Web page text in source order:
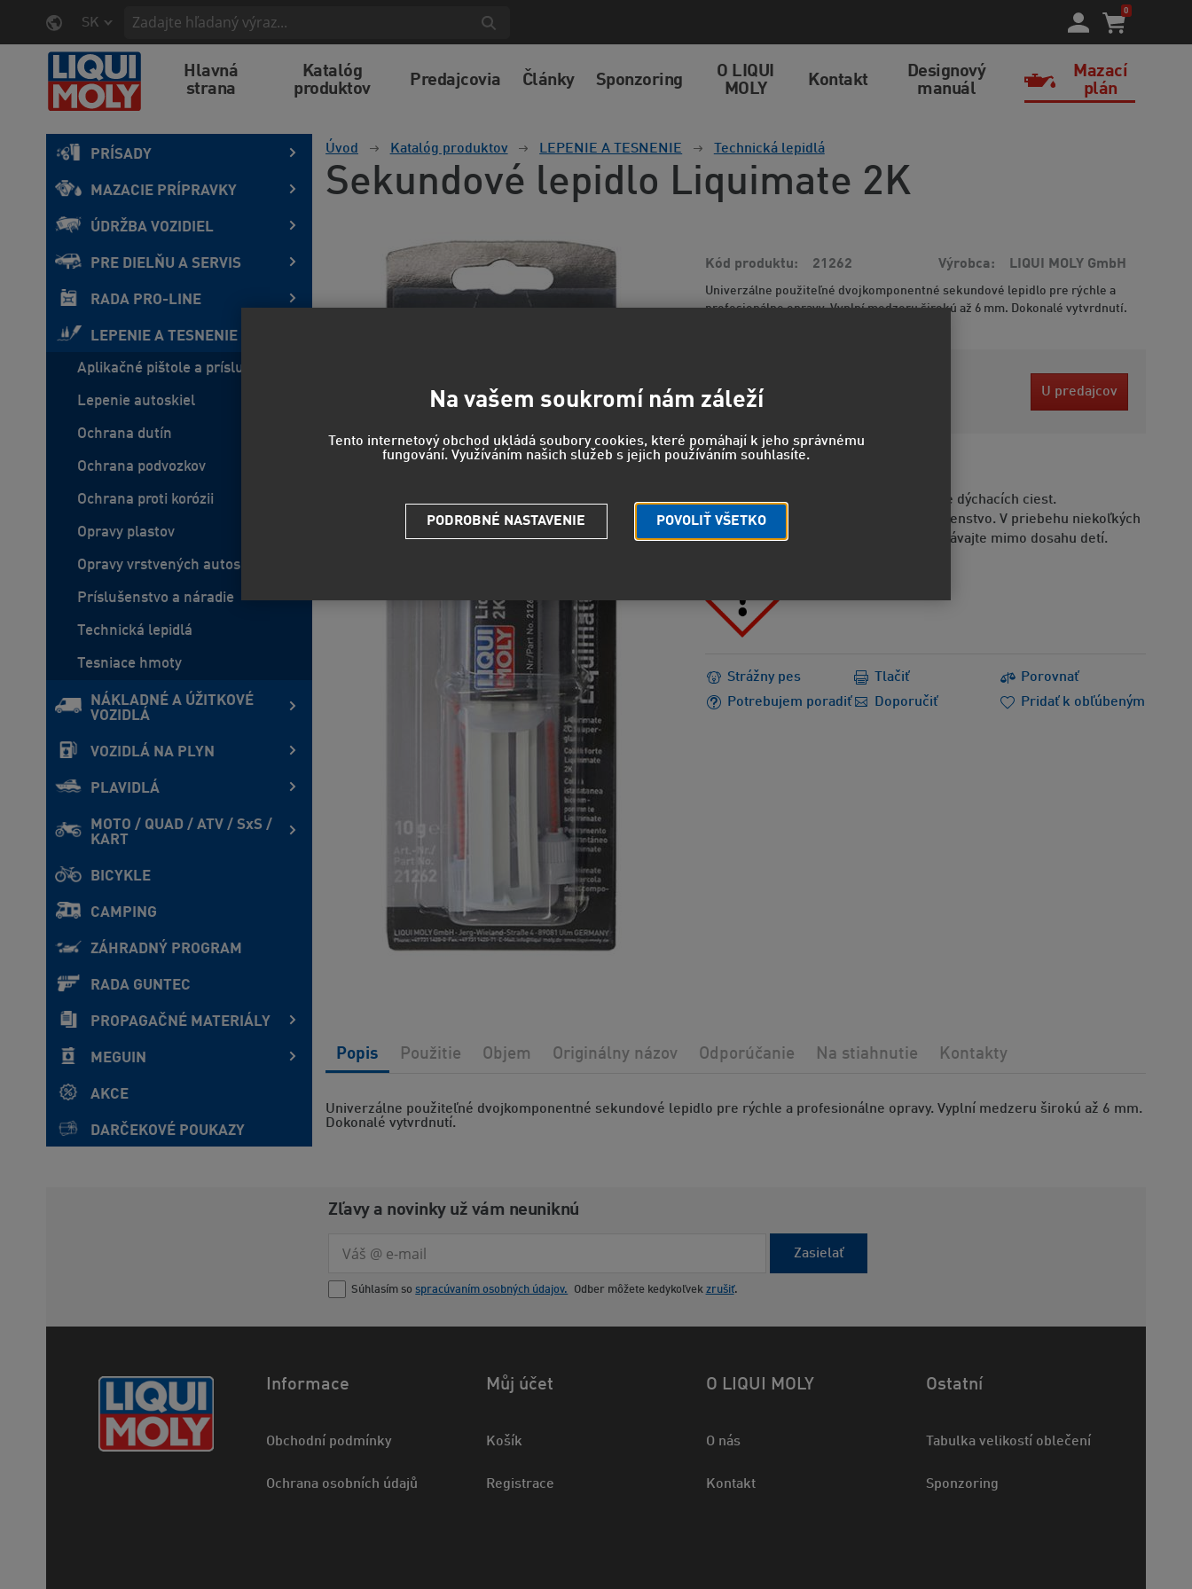
SK
0
Hlavná
strana
Katalóg
produktov
Predajcovia Články Sponzoring
O LIQUI
MOLY
Kontakt
Designový
manuál
Mazací
plán
PRÍSADY
MAZACIE PRÍPRAVKY
ÚDRŽBA VOZIDIEL
PRE DIELŇU A SERVIS
RADA PRO-LINE
LEPENIE A TESNENIE
Aplikačné pištole a príslušenstvo
Lepenie autoskiel
Ochrana dutín
Ochrana podvozkov
Ochrana proti korózii
Opravy plastov
Opravy vrstvených autoskiel
Príslušenstvo a náradie
Technická lepidlá
Tesniace hmoty
NÁKLADNÉ A ÚŽITKOVÉ
VOZIDLÁ
VOZIDLÁ NA PLYN
PLAVIDLÁ
MOTO / QUAD / ATV / SxS /
KART
BICYKLE
CAMPING
ZÁHRADNÝ PROGRAM
RADA GUNTEC
PROPAGAČNÉ MATERIÁLY
MEGUIN
AKCE
DARČEKOVÉ POUKAZY
Úvod Katalóg produktov LEPENIE A TESNENIE Technická lepidlá
Sekundové lepidlo Liquimate 2K
Kód produktu 21262 Výrobca LIQUI MOLY GmbH
Univerzálne použiteľné dvojkomponentné sekundové lepidlo pre rýchle a
profesionálne opravy. Vyplní medzeru širokú až 6 mm. Dokonalé vytvrdnutí.
39,94 EUR
33,01 EUR
U predajcov
H335 - Môže spôsobiť podráždenie dýchacích ciest.
EUH202 - Kyanoakrylát. Nebezpečenstvo. V priebehu niekoľkých
sekúnd zlepí pokožku a oči. Uchovávajte mimo dosahu detí.
Strážny pes
Porovnať
Potrebujem poradiť
Doporučiť
Tlačiť
Pridať k obľúbeným
Univerzálne použiteľné dvojkomponentné sekundové lepidlo pre rýchle a profesionálne opravy. Vyplní medzeru širokú až 6 mm.
Dokonalé vytvrdnutí.
Popis Použitie Objem Originálny názov Odporúčanie Na stiahnutie Kontakty
Zľavy a novinky už vám neuniknú
Zasielať
Súhlasím so spracúvaním osobných údajov. Odber môžete kedykoľvek zrušiť.
Informace
Obchodní podmínky
Ochrana osobních údajů
Můj účet
Košík
Registrace
O LIQUI MOLY
O nás
Kontakt
Ostatní
Tabulka velikostí oblečení
Sponzoring
Na vašem soukromí nám záleží
Tento internetový obchod ukládá soubory cookies, které pomáhají k jeho správnému
fungování. Využíváním našich služeb s jejich používáním souhlasíte.
POVOLIŤ VŠETKO
PODROBNÉ NASTAVENIE